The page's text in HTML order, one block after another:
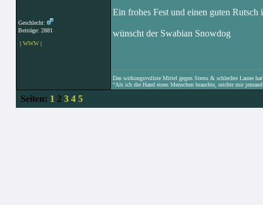
Geschlecht:
Beiträge: 2881
| WWW|
Ein frohes Fest und einen guten Rutsch
wünscht der Swabian Snowdog
Das wirkungsvollste Mittel gegen Stress & schlechte Laune
“Als ich die Hand eines Menschen brauchte, reichte mir jemand
Seiten: 1 2 3 4 5